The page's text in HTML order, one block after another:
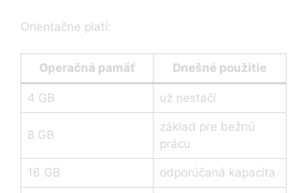
Orientačne platí:
Operačná pamäť Dnešné použitie
4 GB už nestačí
8 GB
základ pre bežnú
prácu
16 GB odporúčaná kapacita